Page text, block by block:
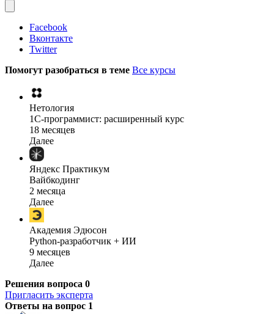
Facebook
Вконтакте
Twitter
Помогут разобраться в теме Все курсы
Нетология
1C-программист: расширенный курс
18 месяцев
Далее
Яндекс Практикум
Вайбкодинг
2 месяца
Далее
Академия Эдюсон
Python-разработчик + ИИ
9 месяцев
Далее
Решения вопроса 0
Пригласить эксперта
Ответы на вопрос 1